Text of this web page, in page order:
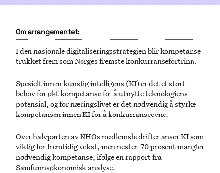
Om arrangementet:
I den nasjonale digitaliseringsstrategien blir kompetanse
trukket frem som Norges fremste konkurransefortrinn.
Spesielt innen kunstig intelligens (KI) er det et stort
behov for økt kompetanse for å utnytte teknologiens
potensial, og for næringslivet er det nødvendig å styrke
kompetansen innen KI for å konkurranseevne.
Over halvparten av NHOs medlemsbedrifter anser KI som
viktig for fremtidig vekst, men nesten 70 prosent mangler
nødvendig kompetanse, ifølge en rapport fra
Samfunnsøkonomisk analyse.